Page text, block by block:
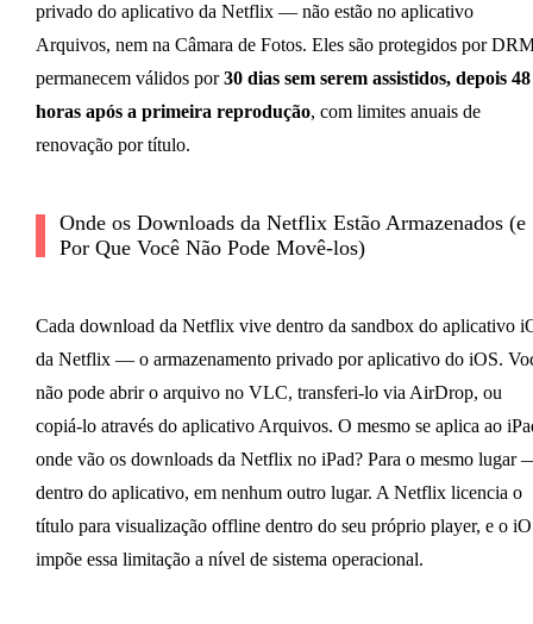
privado do aplicativo da Netflix — não estão no aplicativo
Arquivos, nem na Câmara de Fotos. Eles são protegidos por
permanecem válidos por30 dias sem serem assistidos, depois 48
horas após a primeira reprodução, com limites anuais de
renovação por título.
Onde os Downloads da Netflix Estão Armazenados (e
Por Que Você Não Pode Movê-los)
Cada download da Netflix vive dentro da sandbox do aplicativo
da Netflix — o armazenamento privado por aplicativo do iOS.
não pode abrir o arquivo no VLC, transferi-lo via AirDrop, ou
copiá-lo através do aplicativo Arquivos. O mesmo se aplica ao
onde vão os downloads da Netflix no iPad? Para o mesmo lugar
dentro do aplicativo, em nenhum outro lugar. A Netflix licencia o
título para visualização offline dentro do seu próprio player, e o
impõe essa limitação a nível de sistema operacional.